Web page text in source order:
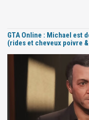
GTA Online : Michael est
(rides et cheveux poivre